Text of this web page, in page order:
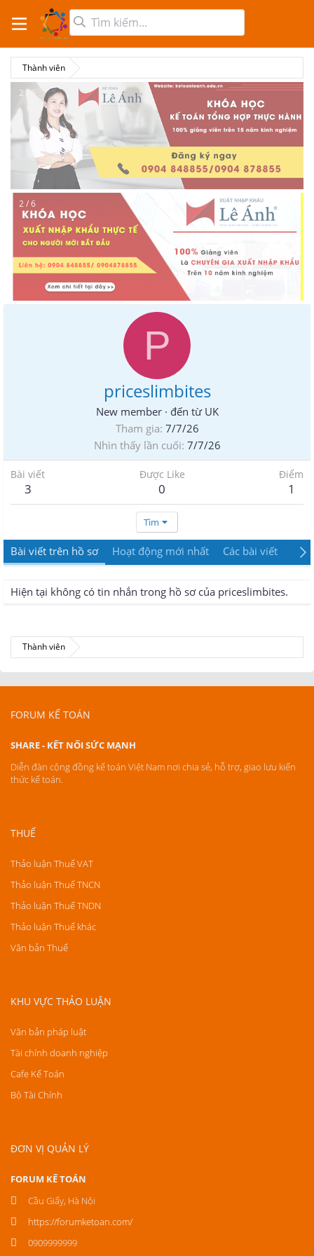
Thành viên
2 / 6
2 / 6
P
priceslimbites
New member · đến từ UK
Tham gia 7/7/26
Nhìn thấy lần cuối 7/7/26
Bài viết
3
Được Like
0
Điểm
1
Tìm
Bài viết trên hồ sơ Hoạt động mới nhất Các bài viết
Hiện tại không có tin nhắn trong hồ sơ của priceslimbites.
Thành viên
FORUM KẾ TOÁN
SHARE - KẾT NỐI SỨC MẠNH
Diễn đàn cộng đồng kế toán Việt Nam nơi chia sẻ, hỗ trợ, giao lưu kiến
thức kế toán.
THUẾ
Thảo luận Thuế VAT
Thảo luận Thuế TNCN
Thảo luận Thuế TNDN
Thảo luận Thuế khác
Văn bản Thuế
KHU VỰC THẢO LUẬN
Văn bản pháp luật
Tài chính doanh nghiệp
Cafe Kế Toán
Bộ Tài Chính
ĐƠN VỊ QUẢN LÝ
FORUM KẾ TOÁN
Cầu Giấy, Hà Nội
https://forumketoan.com/
0909999999